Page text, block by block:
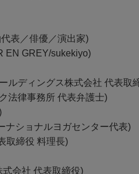
表／俳優／演出家)
GREY/sukekiyo)
ルディングス株式会社 代表取
法律事務所 代表弁護士)
ナショナルヨガセンター代表)
取締役 料理長)
会社 代表取締役)